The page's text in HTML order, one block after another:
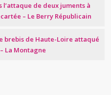
l’attaque de deux juments à
– Le Berry Républicain
brebis de Haute-Loire attaqué
La Montagne